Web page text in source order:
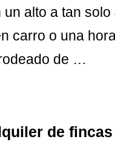
alto a tan solo
carro o una
de …
de